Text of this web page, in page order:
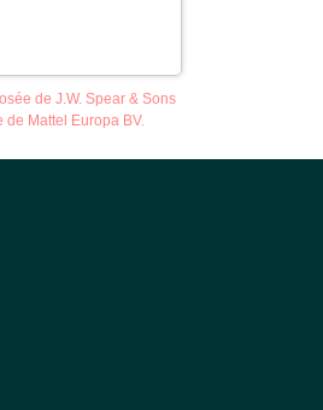
de J.W. Spear & Sons
Mattel Europa BV.